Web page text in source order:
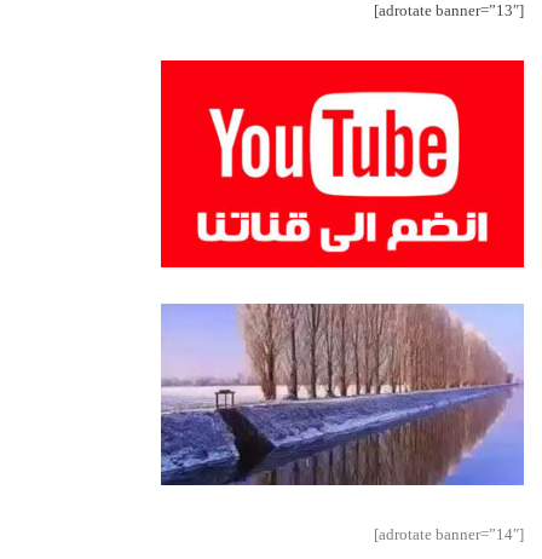
[adrotate banner=”13″]
[adrotate banner=”14″]